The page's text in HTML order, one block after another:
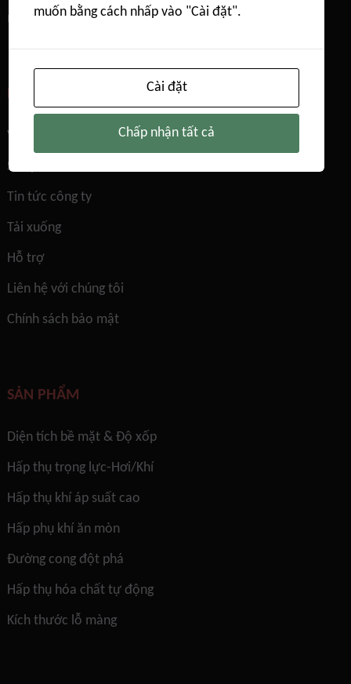
màng，Mật độ thực & Độ xốp
LIÊN KẾT NHANH
Về chúng tôi
Sản phẩm
Tin tức công ty
Tải xuống
Hỗ trợ
Liên hệ với chúng tôi
Chính sách bảo mật
SẢN PHẨM
Diện tích bề mặt & Độ xốp
Hấp thụ trọng lực-Hơi/Khí
Hấp thụ khí áp suất cao
Hấp phụ khí ăn mòn
Đường cong đột phá
Hấp thụ hóa chất tự động
Kích thước lỗ màng
muốn bằng cách nhấp vào "Cài đặt".
Cài đặt
Chấp nhận tất cả